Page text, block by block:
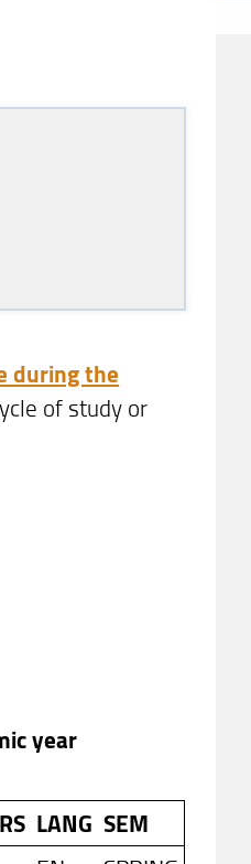
during the
of study or
year
LANG SEM